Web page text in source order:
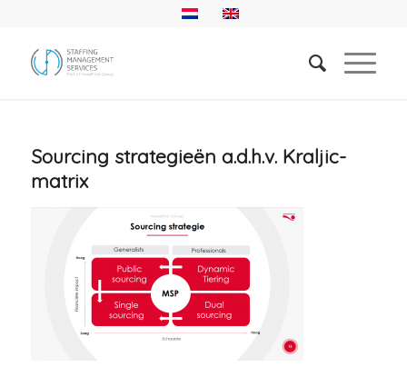
Sourcing strategieën a.d.h.v. Kraljic-
matrix